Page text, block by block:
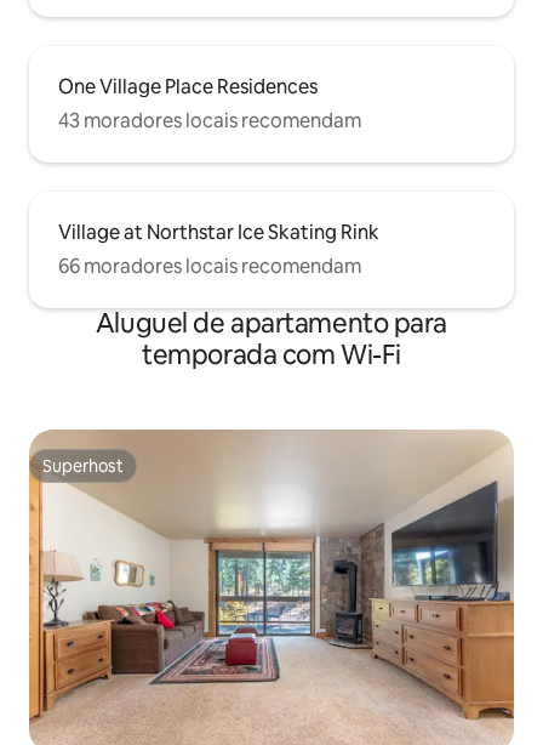
One Village Place Residences
43 moradores locais recomendam
Village at Northstar Ice Skating Rink
66 moradores locais recomendam
Aluguel de apartamento para
temporada com Wi-Fi
Superhost
Superhost